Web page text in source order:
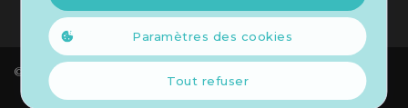
Paramètres des cookies
Tout refuser
© 2021 Copyright Ecoles. Tous droits réservés.
Informations LégalesRéalisé parElyos Digital